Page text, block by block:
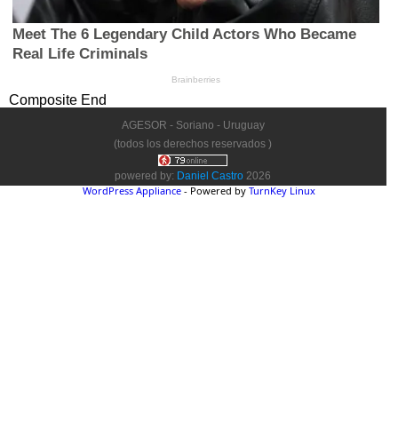
Composite End
AGESOR - Soriano - Uruguay
(todos los derechos reservados )
powered by: Daniel Castro 2026
WordPress Appliance - Powered by TurnKey Linux